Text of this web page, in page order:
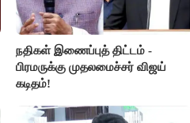
நதிகள் இணைப்புத் திட்டம் -
பிரமருக்கு முதலமைச்சர் விஜய்
கடிதம்!